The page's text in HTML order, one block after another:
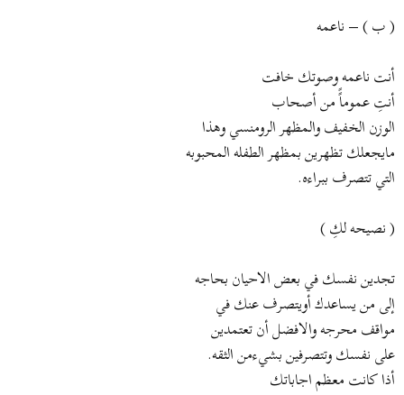
( ب ) – ناعمه
أنت ناعمه وصوتك خافت
أنتِ عموماًً من أصحاب
الوزن الخفيف والمظهر الرومنسي وهذا
مايجعلك تظهرين بمظهر الطفله المحبوبه
التي تتصرف ببراءه.
( نصيحه لكِ )
تجدين نفسك في بعض الاحيان بحاجه
إلى من يساعدك أويتصرف عنك في
مواقف محرجه والافضل أن تعتمدين
على نفسك وتتصرفين بشيءمن الثقه.
أذا كانت معظم اجاباتك